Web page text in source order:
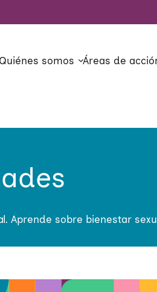
Quiénes somos Áreas de
Aprende sobre bienestar